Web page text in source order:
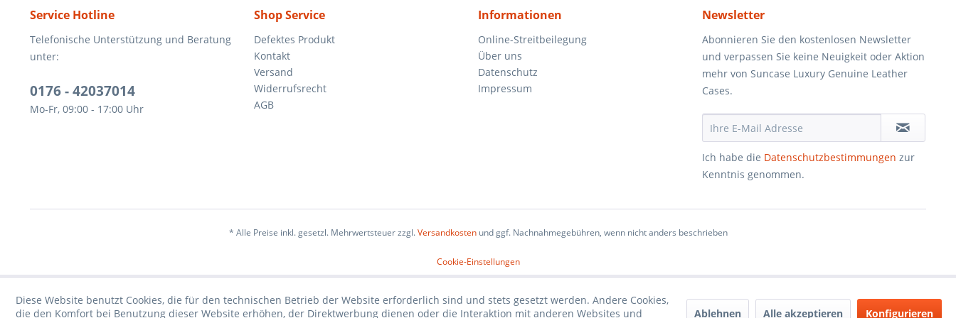
Service Hotline
Telefonische Unterstützung und Beratung
unter:
0176 - 42037014
Mo-Fr, 09:00 - 17:00 Uhr
Shop Service
Defektes Produkt
Kontakt
Versand
Widerrufsrecht
AGB
Informationen
Online-Streitbeilegung
Über uns
Datenschutz
Impressum
Newsletter
Abonnieren Sie den kostenlosen Newsletter
und verpassen Sie keine Neuigkeit oder Aktion
mehr von Suncase Luxury Genuine Leather
Cases.
Ich habe die Datenschutzbestimmungen zur
Kenntnis genommen.
* Alle Preise inkl. gesetzl. Mehrwertsteuer zzgl.Versandkostenund ggf. Nachnahmegebühren, wenn nicht anders beschrieben
Cookie-Einstellungen
Diese Website benutzt Cookies, die für den technischen Betrieb der Website erforderlich sind und stets gesetzt werden. Andere Cookies,
die den Komfort bei Benutzung dieser Website erhöhen, der Direktwerbung dienen oder die Interaktion mit anderen Websites und
Ablehnen Alle akzeptieren Konfigurieren